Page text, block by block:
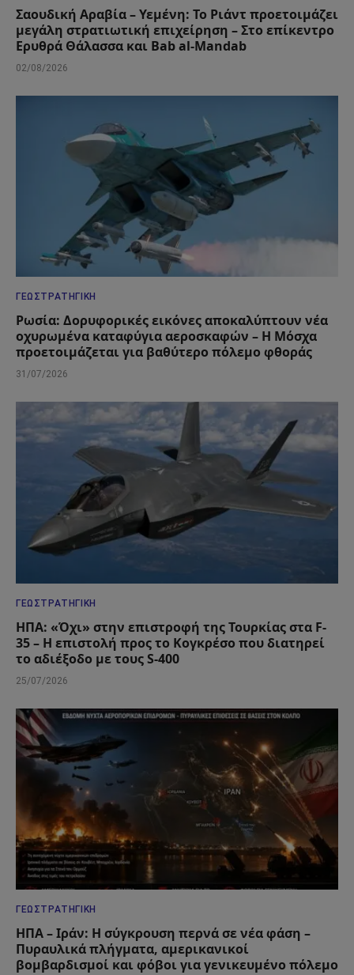
Σαουδική Αραβία – Υεμένη: Το Ριάντ προετοιμάζει
μεγάλη στρατιωτική επιχείρηση – Στο επίκεντρο
Ερυθρά Θάλασσα και Bab al-Mandab
02/08/2026
ΓΕΩΣΤΡΑΤΗΓΙΚΉ
Ρωσία: Δορυφορικές εικόνες αποκαλύπτουν νέα
οχυρωμένα καταφύγια αεροσκαφών – Η Μόσχα
προετοιμάζεται για βαθύτερο πόλεμο φθοράς
31/07/2026
ΓΕΩΣΤΡΑΤΗΓΙΚΉ
ΗΠΑ: «Όχι» στην επιστροφή της Τουρκίας στα F-
35 – Η επιστολή προς το Κογκρέσο που διατηρεί
το αδιέξοδο με τους S-400
25/07/2026
ΓΕΩΣΤΡΑΤΗΓΙΚΉ
ΗΠΑ – Ιράν: Η σύγκρουση περνά σε νέα φάση –
Πυραυλικά πλήγματα, αμερικανικοί
βομβαρδισμοί και φόβοι για γενικευμένο πόλεμο